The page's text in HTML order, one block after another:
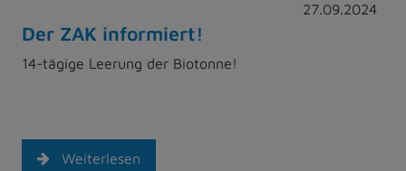
27.09.2024
Der ZAK informiert!
14-tägige Leerung der Biotonne!
Weiterlesen